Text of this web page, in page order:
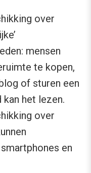
over
mensen
te kopen,
of sturen een
het lezen.
over
en